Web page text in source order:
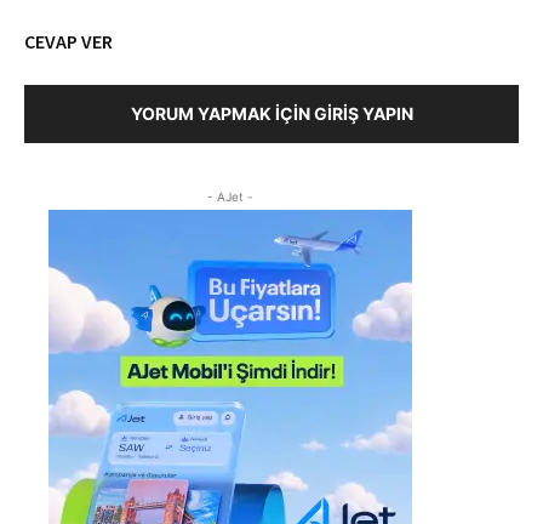
CEVAP VER
YORUM YAPMAK İÇIN GIRIŞ YAPIN
- AJet -